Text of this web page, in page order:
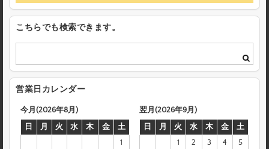
こちらでも検索できます。
営業日カレンダー
今月(2026年8月)
日
月 火 水 木 金
土
1
翌月(2026年9月)
日
月 火 水 木 金
土
1
2 3 4
5